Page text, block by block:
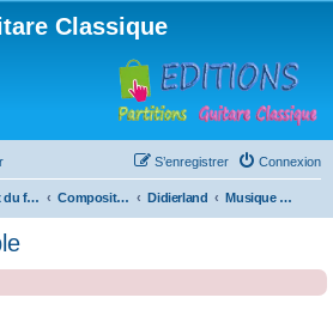
Classique
Connexion
S’enregistrer
Index du forum Compositions Didierland Musique d’ensemble